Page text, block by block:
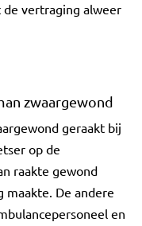
de vertraging alweer
zwaargewond
geraakt bij
op de
raakte gewond
maakte. De andere
en